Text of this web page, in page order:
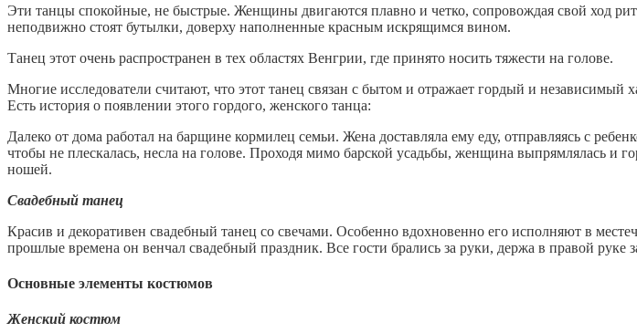
Эти танцы спокойные, не быстрые. Женщины двигаются плавно и четко, сопровождая свой ход
неподвижно стоят бутылки, доверху наполненные красным искрящимся вином.
Танец этот очень распространен в тех областях Венгрии, где принято носить тяжести на голове.
Многие исследователи считают, что этот танец связан с бытом и отражает гордый и
Есть история о появлении этого гордого, женского танца:
Далеко от дома работал на барщине кормилец семьи. Жена доставляла ему еду, отправляясь с
чтобы не плескалась, несла на голове. Проходя мимо барской усадьбы, женщина выпрямлялась и
ношей.
Свадебный танец
Красив и декоративен свадебный танец со свечами. Особенно вдохновенно его исполняют в
прошлые времена он венчал свадебный праздник. Все гости брались за руки, держа в правой
Основные элементы костюмов
Женский костюм